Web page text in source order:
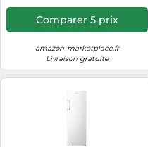
Comparer 5 prix
amazon-marketplace.fr
Livraison gratuite